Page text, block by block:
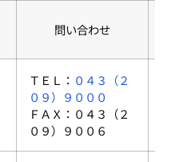
問い合わせ
ＴＥＬ： ０４３（２
０９）９０００
ＦＡＸ：０４３（２
０９）９００６